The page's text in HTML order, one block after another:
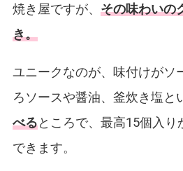
焼き屋ですが、 その味わいの
き。
ユニークなのが、味付けがソ
ろソースや醤油、釜炊き塩と
べるところで、最高15個入り
できます。